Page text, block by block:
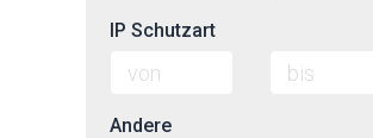
IP Schutzart
Andere